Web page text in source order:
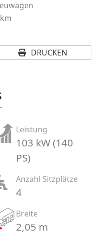
DRUCKEN
Leistung
103 kW (140
PS)
Anzahl Sitzplätze
4
Breite
2,05 m